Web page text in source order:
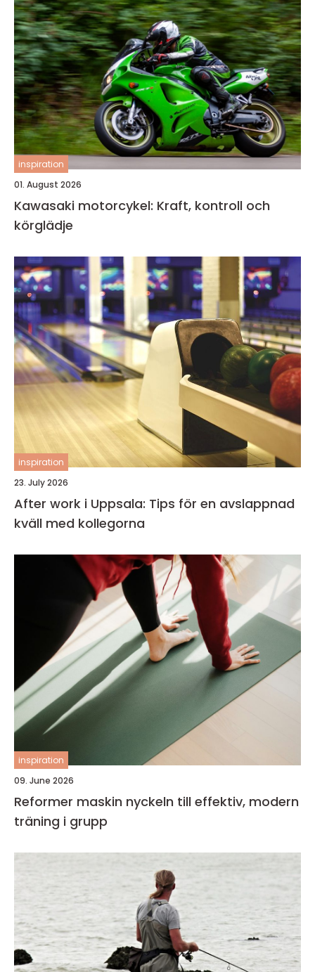
inspiration
01. August 2026
Kawasaki motorcykel: Kraft, kontroll och
körglädje
inspiration
23. July 2026
After work i Uppsala: Tips för en avslappnad
kväll med kollegorna
inspiration
09. June 2026
Reformer maskin nyckeln till effektiv, modern
träning i grupp